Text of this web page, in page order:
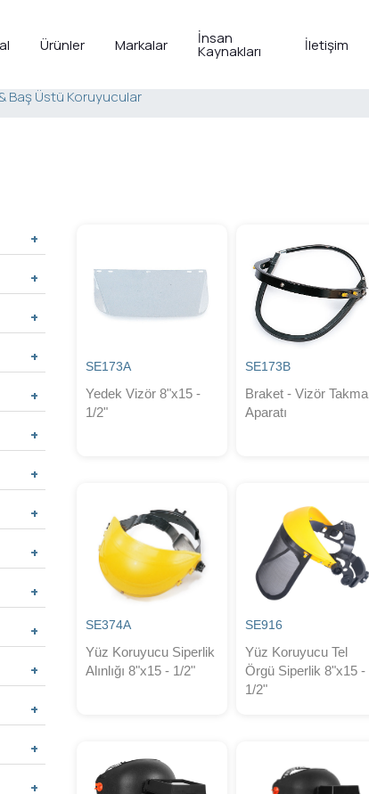
Ürünler Markalar İnsan
Kaynakları İletişim
Baş Üstü Koruyucular
SE173A
Yedek Vizör 8"x15 -
1/2"
SE173B
Braket - Vizör Takma
Aparatı
SE374A
Yüz Koruyucu Siperlik
Alınlığı 8"x15 - 1/2"
SE916
Yüz Koruyucu Tel
Örgü Siperlik 8"x15 -
1/2"